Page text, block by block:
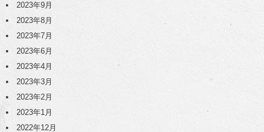
2023年9月
2023年8月
2023年7月
2023年6月
2023年4月
2023年3月
2023年2月
2023年1月
2022年12月